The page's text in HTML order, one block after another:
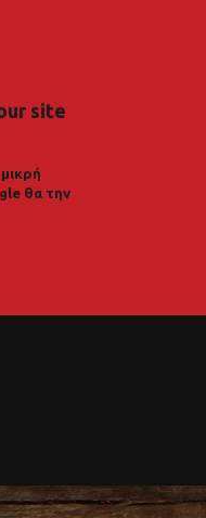
site
θα την